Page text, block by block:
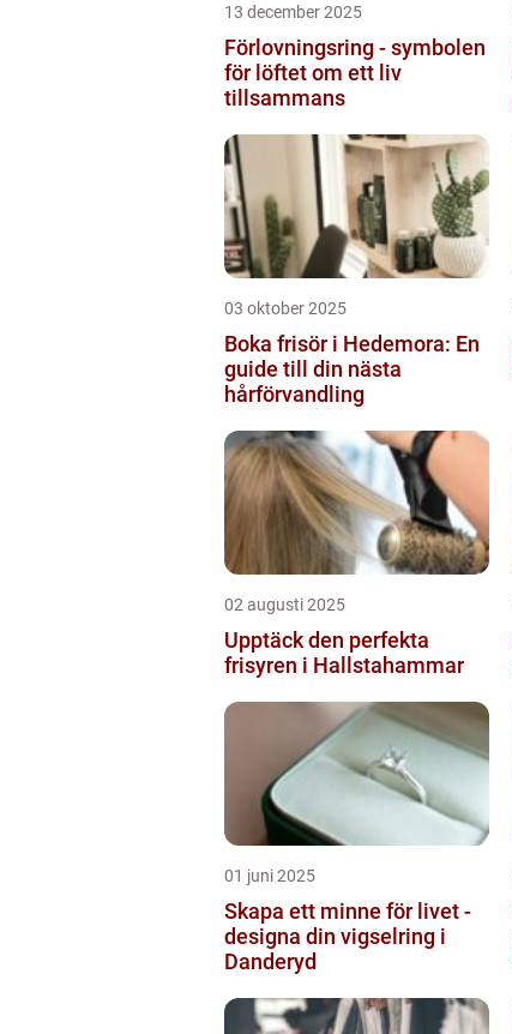
13 december 2025
Förlovningsring - symbolen
för löftet om ett liv
tillsammans
03 oktober 2025
Boka frisör i Hedemora: En
guide till din nästa
hårförvandling
02 augusti 2025
Upptäck den perfekta
frisyren i Hallstahammar
01 juni 2025
Skapa ett minne för livet -
designa din vigselring i
Danderyd